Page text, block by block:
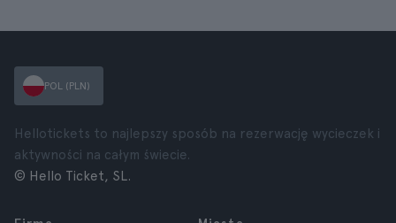
POL (PLN)
Hellotickets to najlepszy sposób na rezerwację wycieczek i
aktywności na całym świecie.
© Hello Ticket, SL.